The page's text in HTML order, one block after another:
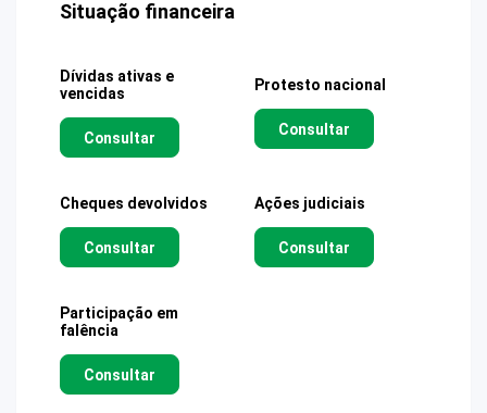
Situação financeira
Dívidas ativas e
vencidas
Consultar
Protesto nacional
Consultar
Cheques devolvidos
Consultar
Ações judiciais
Consultar
Participação em
falência
Consultar